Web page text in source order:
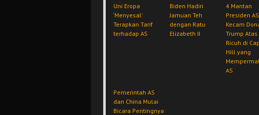
Uni Eropa
‘Menyesal’
Terapkan Tarif
terhadap AS
Biden Hadiri
Jamuan Teh
dengan Ratu
Elizabeth II
4 Mantan
Presiden AS
Kecam
Trump Atas
Ricuh di
Hill yang
AS
Pemerintah AS
dan China Mulai
Bicara Pentingnya